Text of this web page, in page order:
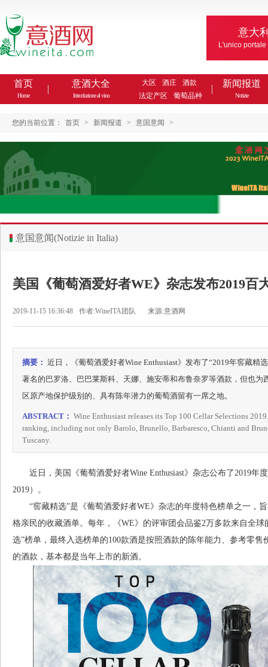
意大
L'unico
首页
Home
意酒大全
Introduzione al vino
大区 酒庄
酒款
法定产区
葡萄品种
新闻报道
Notizie
您的当前位置： 首页 > 新闻报道 > 意国意闻 >
意国意闻(Notizie in Italia)
美国《葡萄酒爱好者WE》杂志发布2019百
2019-11-15 16:36:48 作者:WineITA团队 来源:意酒网
摘要： 近日，《葡萄酒爱好者Wine Enthusiast》发布了“2019年窖藏精
著名的巴罗洛、巴巴莱斯科、天娜、施安蒂和布鲁奈罗等酒款，但也为
区原产地保护级别的、具有陈年潜力的葡萄酒留有一席之地。
ABSTRACT： Wine Enthusiast releases its Top 100 Cellar Selections
ranking, including not only Barolo, Brunello, Barbaresco, Chianti and
Tuscany.
近日，美国《葡萄酒爱好者Wine Enthusiast》杂志公布了2019年度
2019）。
“窖藏精选”是《葡萄酒爱好者WE》杂志的年度特色榜单之一，
格亲民的收藏酒单。每年，《WE》的评审团会品鉴2万多款来自全
选”榜单，最终入选榜单的100款酒是按照酒款的陈年能力、参考零
的酒款，基本都是当年上市的新酒。